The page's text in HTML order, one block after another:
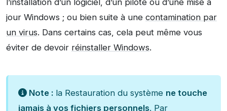
l’installation d’un logiciel, d’un pilote ou d’une mise à
jour Windows ; ou bien suite à une contamination par
un virus. Dans certains cas, cela peut même vous
éviter de devoir réinstaller Windows.
Note : la Restauration du système ne touche
jamais à vos fichiers personnels. Par